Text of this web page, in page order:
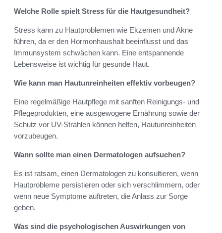
Welche Rolle spielt Stress für die Hautgesundheit?
Stress kann zu Hautproblemen wie Ekzemen und Akne
führen, da er den Hormonhaushalt beeinflusst und das
Immunsystem schwächen kann. Eine entspannende
Lebensweise ist wichtig für gesunde Haut.
Wie kann man Hautunreinheiten effektiv vorbeugen?
Eine regelmäßige Hautpflege mit sanften Reinigungs- und
Pflegeprodukten, eine ausgewogene Ernährung sowie der
Schutz vor UV-Strahlen können helfen, Hautunreinheiten
vorzubeugen.
Wann sollte man einen Dermatologen aufsuchen?
Es ist ratsam, einen Dermatologen zu konsultieren, wenn
Hautprobleme persistieren oder sich verschlimmern, oder
wenn neue Symptome auftreten, die Anlass zur Sorge
geben.
Was sind die psychologischen Auswirkungen von